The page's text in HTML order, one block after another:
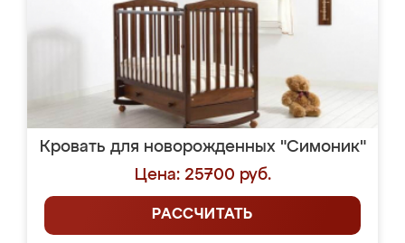
Кровать для новорожденных "Симоник"
Цена: 25700 руб.
РАССЧИТАТЬ